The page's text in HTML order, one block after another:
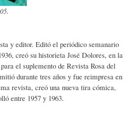
y editor. Editó el periódico semanario
creó su historieta José Dolores, en la
el suplemento de Revista Rosa del
durante tres años y fue reimpresa en
revista, creó una nueva tira cómica,
entre 1957 y 1963.